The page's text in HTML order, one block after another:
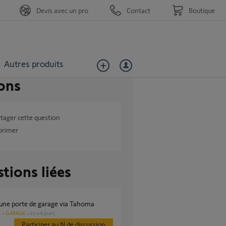
Autres produits
Devis avec un pro Contact Boutique
cette question
liées
une porte de garage via Tahoma
GARAGE il y a 6 jours
Participer au fil de discussion